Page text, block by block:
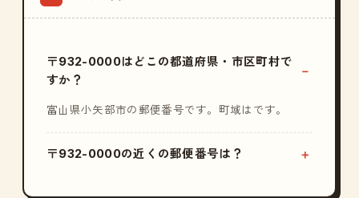
〒932-0000はどこの都道府県・市区町村で
すか？
富山県小矢部市の郵便番号です。町域はです。
〒932-0000の近くの郵便番号は？